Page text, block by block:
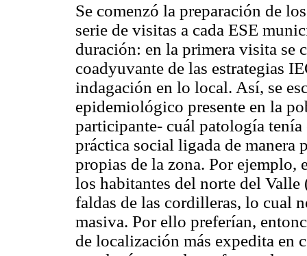
Se comenzó la preparación de
serie de visitas a cada ESE
duración: en la primera visita se
coadyuvante de las estrategias
indagación en lo local. Así, se
epidemiológico presente en la
participante- cuál patología
práctica social ligada de manera
propias de la zona. Por ejemplo,
los habitantes del norte del
faldas de las cordilleras, lo cual
masiva. Por ello preferían,
de localización más expedita en